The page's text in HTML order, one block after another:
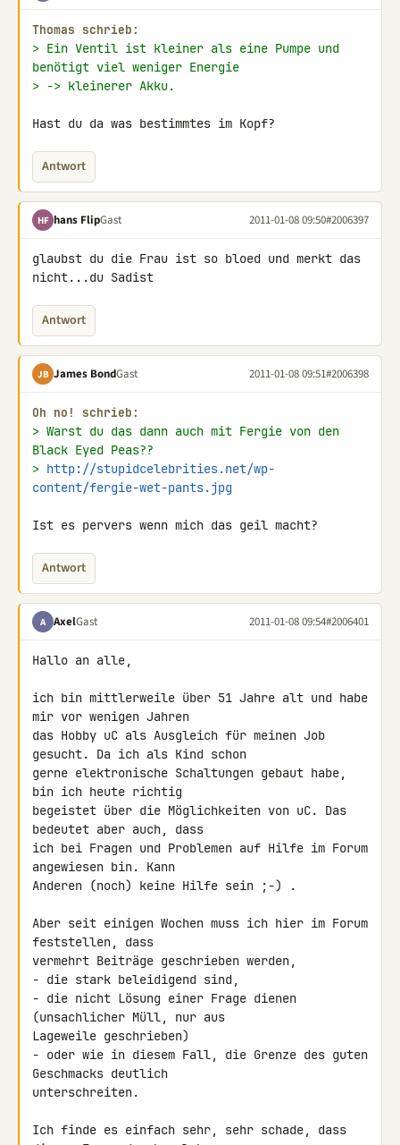
Thomas schrieb:
> Ein Ventil ist kleiner als eine Pumpe und
benötigt viel weniger Energie
> -> kleinerer Akku.
Hast du da was bestimmtes im Kopf?
Antwort
HF hans FlipGast 2011-01-08 09:50#2006397
glaubst du die Frau ist so bloed und merkt das
nicht...du Sadist
Antwort
JB James BondGast 2011-01-08 09:51#2006398
Oh no! schrieb:
> Warst du das dann auch mit Fergie von den
Black Eyed Peas??
> http://stupidcelebrities.net/wp-
content/fergie-wet-pants.jpg
Ist es pervers wenn mich das geil macht?
Antwort
A AxelGast 2011-01-08 09:54#2006401
Hallo an alle,
ich bin mittlerweile über 51 Jahre alt und habe
mir vor wenigen Jahren
das Hobby uC als Ausgleich für meinen Job
gesucht. Da ich als Kind schon
gerne elektronische Schaltungen gebaut habe,
bin ich heute richtig
begeistet über die Möglichkeiten von uC. Das
bedeutet aber auch, dass
ich bei Fragen und Problemen auf Hilfe im Forum
angewiesen bin. Kann
Anderen (noch) keine Hilfe sein ;-) .
Aber seit einigen Wochen muss ich hier im Forum
feststellen, dass
vermehrt Beiträge geschrieben werden,
- die stark beleidigend sind,
- die nicht Lösung einer Frage dienen
(unsachlicher Müll, nur aus
Lageweile geschrieben)
- oder wie in diesem Fall, die Grenze des guten
Geschmacks deutlich
unterschreiten.
Ich finde es einfach sehr, sehr schade, dass